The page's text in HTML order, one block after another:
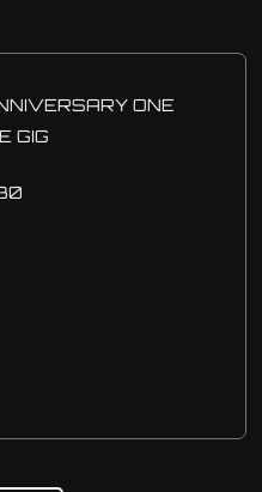
ONE
GIG